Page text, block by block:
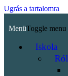
Ugrás a tartalomra
MenüToggle
Iskola